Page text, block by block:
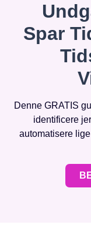
Spar
Denne GRATIS
identificere
automatisere